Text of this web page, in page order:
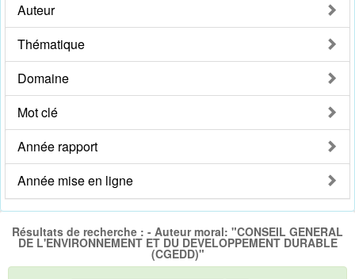
Auteur
Thématique
Domaine
Mot clé
Année rapport
Année mise en ligne
Résultats de recherche : - Auteur moral: "CONSEIL GENERAL
DE L'ENVIRONNEMENT ET DU DEVELOPPEMENT DURABLE
(CGEDD)"